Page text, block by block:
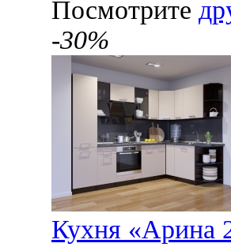
Посмотрите
-30%
Кухня «Арина